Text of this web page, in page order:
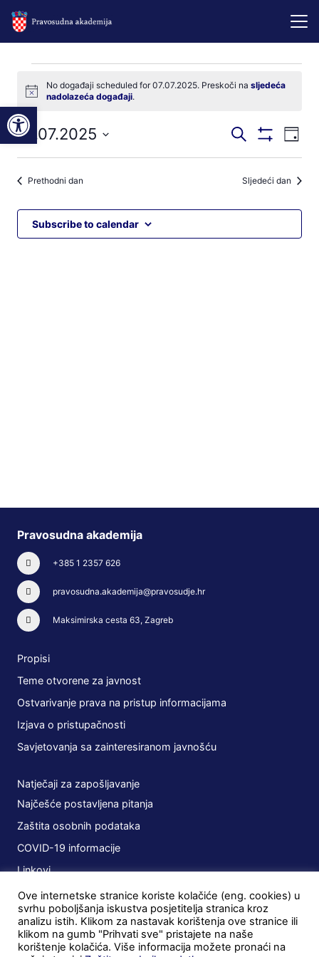
Open toolbar
Događaji
for
07.07.2025
Notice
No događaji scheduled for 07.07.2025. Preskoči na sljedeća
nadolazeća događaji.
Događaji
pretraga
Pretraži
Filtere
Dan
07.07.2025
Odaberite
datum.
Prethodni dan Sljedeći dan
Subscribe to calendar
Pravosudna akademija
+385 1 2357 626
pravosudna.akademija@pravosudje.hr
Maksimirska cesta 63, Zagreb
Propisi
Teme otvorene za javnost
Ostvarivanje prava na pristup informacijama
Izjava o pristupačnosti
Savjetovanja sa zainteresiranom javnošću
Natječaji za zapošljavanje
Najčešće postavljena pitanja
Zaštita osobnih podataka
COVID-19 informacije
Linkovi
Planovi
Javna nabava
Ugovori
Ove internetske stranice koriste kolačiće (eng. cookies) u
svrhu poboljšanja iskustva posjetitelja stranica kroz
analizu istih. Klikom za nastavak korištenja ove stranice ili
klikom na gumb "Prihvati sve" pristajete na naše
korištenje kolačića. Više informacija možete pronaći na